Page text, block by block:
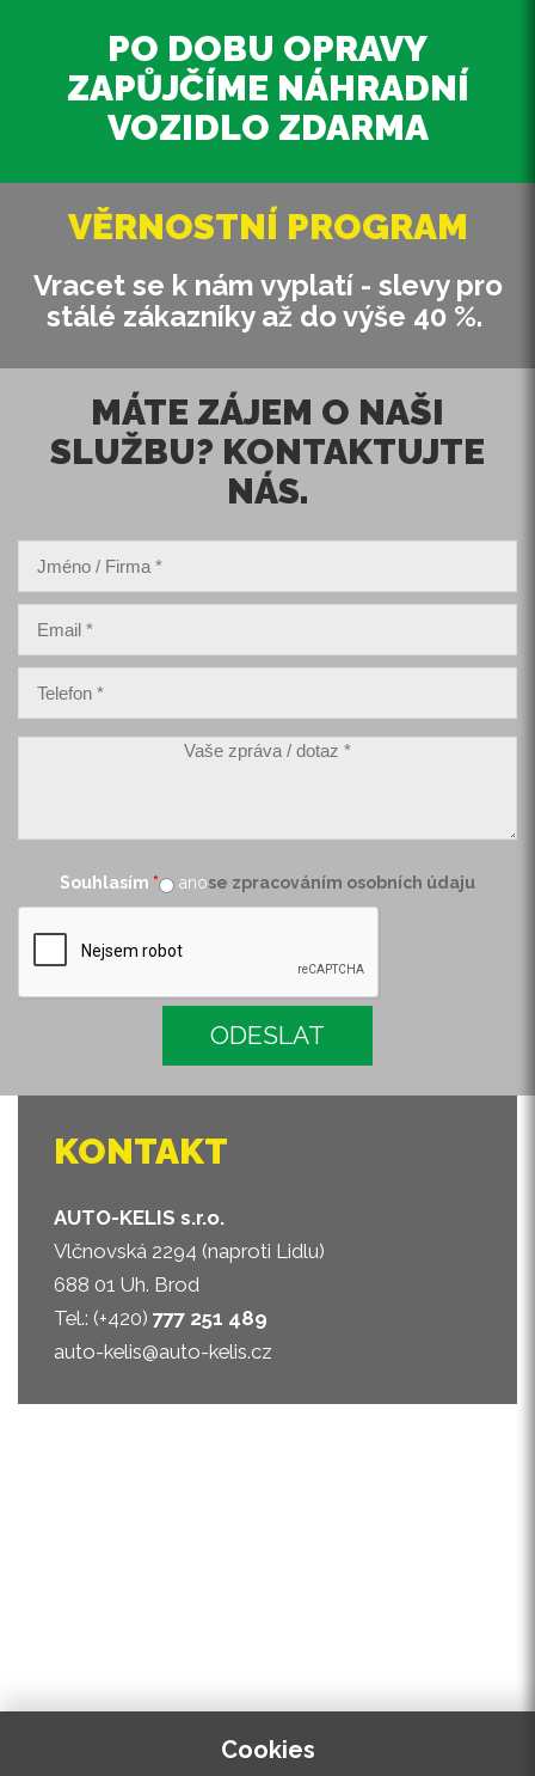
PO DOBU OPRAVY
ZAPŮJČÍME NÁHRADNÍ
VOZIDLO ZDARMA
VĚRNOSTNÍ PROGRAM
Vracet se k nám vyplatí - slevy pro
stálé zákazníky až do výše 40 %.
MÁTE ZÁJEM O NAŠI
SLUŽBU? KONTAKTUJTE
NÁS.
Vaše zpráva / dotaz*
Souhlasím * anose zpracováním osobních údaju
KONTAKT
AUTO-KELIS s.r.o.
Vlčnovská 2294 (naproti Lidlu)
688 01 Uh. Brod
Tel.: (+420) 777 251 489
auto-kelis@auto-kelis.cz
Cookies